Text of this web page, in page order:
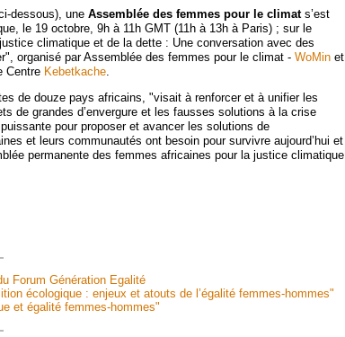
dessous), une Assemblée des femmes pour le climats’est
le 19 octobre, 9h à 11h GMT (11h à 13h à Paris) ; sur le
climatique et de la dette : Une conversation avec des
organisé par Assemblée des femmes pour le climat - WoMin et
Centre Kebetkache
de douze pays africains, "visait à renforcer et à unifier les
de grandes d’envergure et les fausses solutions à la crise
pour proposer et avancer les solutions de
et leurs communautés ont besoin pour survivre aujourd’hui et
permanente des femmes africaines pour la justice climatique
Forum Génération Egalité
écologique : enjeux et atouts de l’égalité femmes-hommes"
et égalité femmes-hommes"